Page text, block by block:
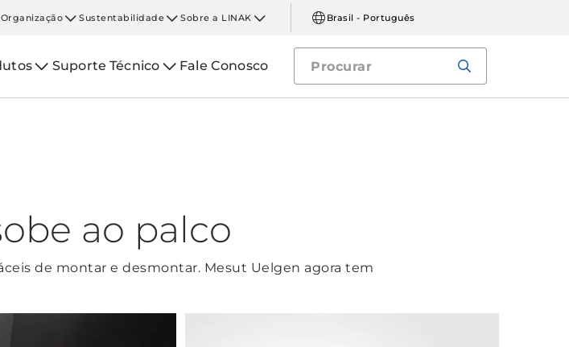
Organização Sustentabilidade Sobre a LINAK Brasil - Português
Suporte Técnico Fale Conosco
ao palco
de montar e desmontar. Mesut Uelgen agora tem